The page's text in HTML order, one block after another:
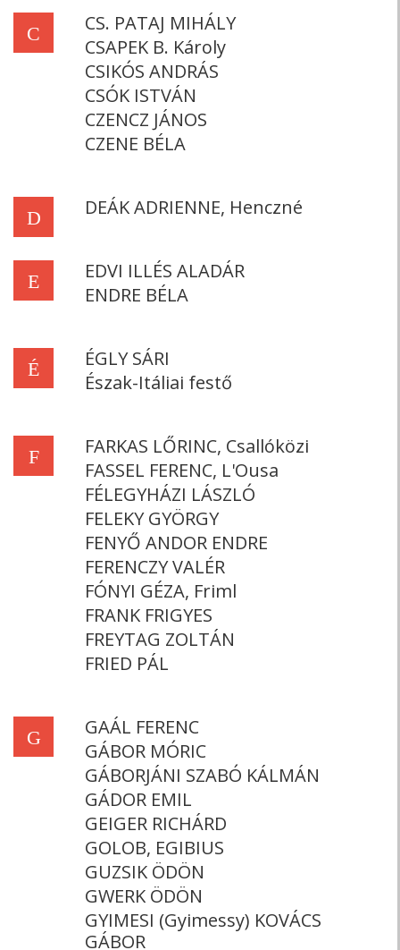
C
CS. PATAJ MIHÁLY
CSAPEK B. Károly
CSIKÓS ANDRÁS
CSÓK ISTVÁN
CZENCZ JÁNOS
CZENE BÉLA
D DEÁK ADRIENNE, Henczné
E
EDVI ILLÉS ALADÁR
ENDRE BÉLA
É
ÉGLY SÁRI
Észak-Itáliai festő
F
FARKAS LŐRINC, Csallóközi
FASSEL FERENC, L'Ousa
FÉLEGYHÁZI LÁSZLÓ
FELEKY GYÖRGY
FENYŐ ANDOR ENDRE
FERENCZY VALÉR
FÓNYI GÉZA, Friml
FRANK FRIGYES
FREYTAG ZOLTÁN
FRIED PÁL
G
GAÁL FERENC
GÁBOR MÓRIC
GÁBORJÁNI SZABÓ KÁLMÁN
GÁDOR EMIL
GEIGER RICHÁRD
GOLOB, EGIBIUS
GUZSIK ÖDÖN
GWERK ÖDÖN
GYIMESI (Gyimessy) KOVÁCS
GÁBOR